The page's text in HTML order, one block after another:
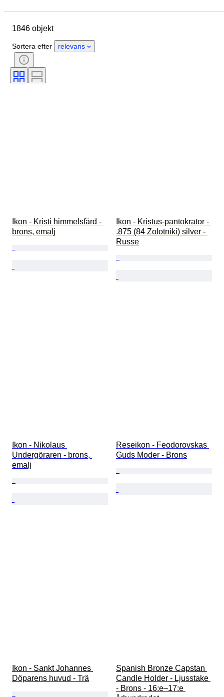
Material
Certifiering
Stil
Signatur
Urverk
Klockljud
1846 objekt
Sortera efter relevans
Ikon - Kristi himmelsfärd -
brons, emalj
Ikon - Kristus-pantokrator -
.875 (84 Zolotniki) silver -
Russe
Ikon - Nikolaus
Undergöraren - brons,
emalj
Reseikon - Feodorovskas
Guds Moder - Brons
Ikon - Sankt Johannes
Döparens huvud - Trä
Spanish Bronze Capstan
Candle Holder - Ljusstake
- Brons - 16:e–17:e